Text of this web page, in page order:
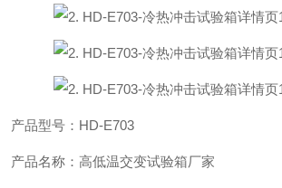
产品型号：HD-E703
产品名称：高低温交变试验箱厂家